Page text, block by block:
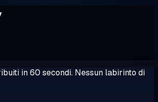
in 60 secondi. Nessun labirinto di